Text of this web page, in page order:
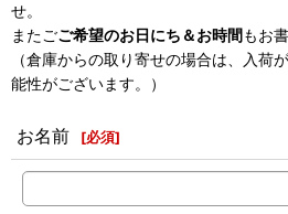
せ。
またごご希望のお日にち＆お時間もお
（倉庫からの取り寄せの場合は、入荷
能性がございます。）
お名前 [必須]